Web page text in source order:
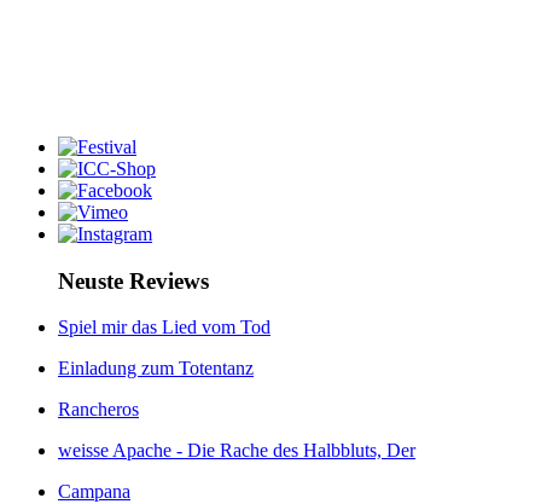
Neuste Reviews
Spiel mir das Lied vom Tod
Einladung zum Totentanz
Rancheros
weisse Apache - Die Rache des Halbbluts, Der
Campana